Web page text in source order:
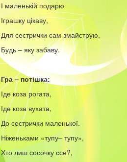
І маленькій подарю
Іграшку цікаву,
Для сестрички сам змайструю,
Будь – яку забаву.
Гра – потішка:
Іде коза рогата,
Іде коза вухата,
До сестрички маленької.
Ніженьками «тупу– тупу»,
Хто лиш сосочку ссе?,